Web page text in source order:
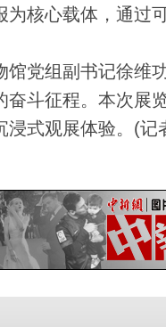
为核心载体，通过
组副书记徐维功
奋斗征程。本次展
浸式观展体验。(